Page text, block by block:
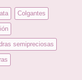
Colgantes
semipreciosas